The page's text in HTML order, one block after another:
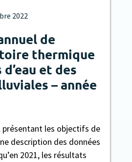
2022
de
thermique
et des
– année
présentant les objectifs de
description des données
2021, les résultats